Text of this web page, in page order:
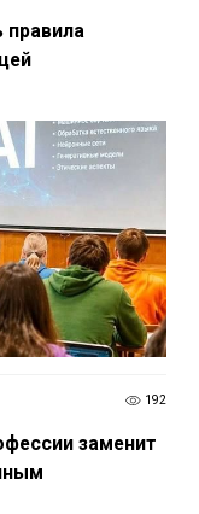
правила
192
заменит